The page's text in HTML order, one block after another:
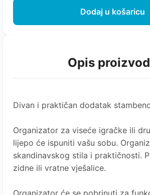
Dodaj u košaricu
Opis
Divan i praktičan dodatak
Organizator za viseće igračke ili
lijepo će ispuniti vašu sobu.
skandinavskog stila i praktičnosti.
zidne ili vratne vješalice.
Organizator će se pobrinuti za